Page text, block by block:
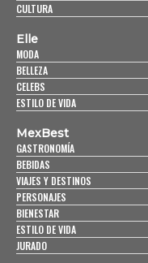
CULTURA
Elle
MODA
BELLEZA
CELEBS
ESTILO DE VIDA
MexBest
GASTRONOMÍA
BEBIDAS
VIAJES Y DESTINOS
PERSONAJES
BIENESTAR
ESTILO DE VIDA
JURADO